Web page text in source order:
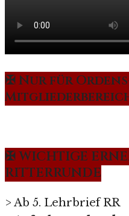
✠ Nur für
✠ WICHTIGE
RITTERRUNDE
> Ab 5. Lehrbrief RR